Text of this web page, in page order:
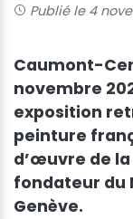
Publié le 4
Caumont-
novembre
exposition
peinture
d’œuvre de
fondateur du
Genève.